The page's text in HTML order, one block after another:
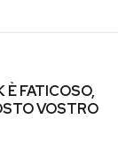
È FATICOSO,
VOSTRO